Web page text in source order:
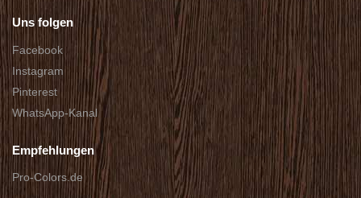
Uns folgen
Facebook
Instagram
Pinterest
WhatsApp-Kanal
Empfehlungen
Pro-Colors.de